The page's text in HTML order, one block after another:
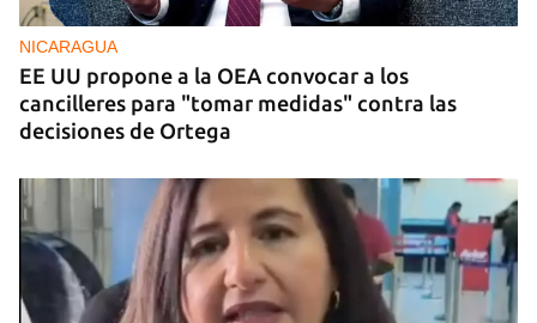
NICARAGUA
EE UU propone a la OEA convocar a los
cancilleres para "tomar medidas" contra las
decisiones de Ortega